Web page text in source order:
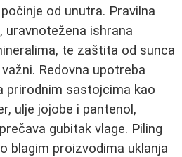
od unutra. Pravilna
uravnotežena ishrana
te zaštita od sunca
Redovna upotreba
prirodnim sastojcima kao
ulje jojobe i pantenol,
gubitak vlage. Piling
blagim proizvodima uklanja